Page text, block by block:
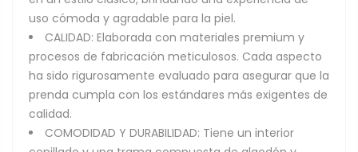
uso cómoda y agradable para la piel.
CALIDAD: Elaborada con materiales premium y
procesos de fabricación meticulosos. Cada aspecto
ha sido rigurosamente evaluado para asegurar que la
prenda cumpla con los estándares más exigentes de
calidad.
COMODIDAD Y DURABILIDAD: Tiene un interior